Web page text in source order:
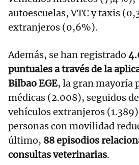
autoescuelas, VTC y taxis
extranjeros (0,6%).
Además, se han registrado
puntuales a través de la
Bilbao EGE, la gran mayoría
médicas (2.008), seguidos
vehículos extranjeros
personas con movilidad
último, 88 episodios
consultas veterinarias.